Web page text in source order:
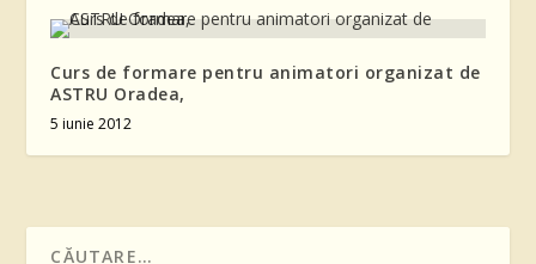
Curs de formare pentru animatori organizat de
ASTRU Oradea,
5 iunie 2012